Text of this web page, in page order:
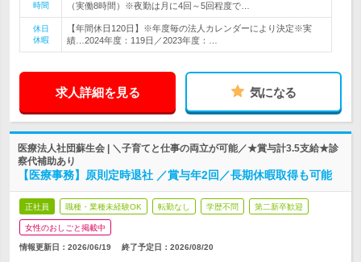
時間
（実働8時間）※夜勤は月に4回～5回程度で…
休日
休暇
【年間休日120日】※年度毎の法人カレンダーにより決定※実
績…2024年度：119日／2023年度：…
求人詳細を見る 気になる
医療法人社団蘇生会 | ＼子育てと仕事の両立が可能／★賞与計3.5支給★診
察代補助あり
【医療事務】原則定時退社 ／賞与年2回／長期休暇取得も可能
正社員 職種・業種未経験OK 転勤なし 学歴不問 第二新卒歓迎
女性のおしごと掲載中
情報更新日：2026/06/19 終了予定日： 2026/08/20